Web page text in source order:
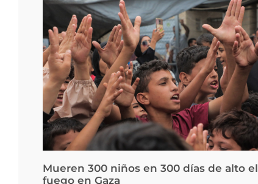
Mueren 300 niños en 300 días de alto el
fuego en Gaza